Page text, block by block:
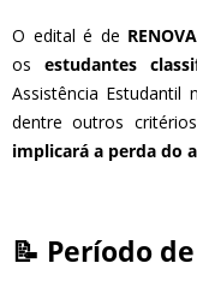
O edital é de
os estudantes
Assistência Estudantil
dentre outros
implicará a perda do
📝 Período